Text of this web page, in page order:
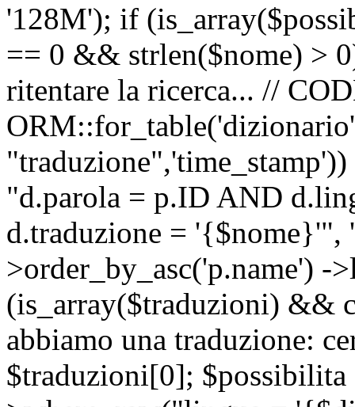
'128M'); if
== 0 && strlen($nome) >
ritentare la ricerca... //
"d.parola = p.ID AND
d.traduzione = '{$nome}'",
>order_by_asc('p.name')
(is_array($traduzioni) &&
abbiamo una traduzione:
$traduzioni[0];